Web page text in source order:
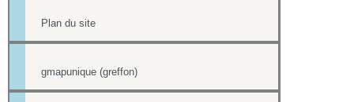
Plan du site
gmapunique (greffon)